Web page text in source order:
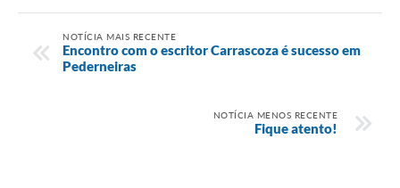
NOTÍCIA MAIS RECENTE
Encontro com o escritor Carrascoza é sucesso em
Pederneiras
NOTÍCIA MENOS RECENTE
Fique atento!